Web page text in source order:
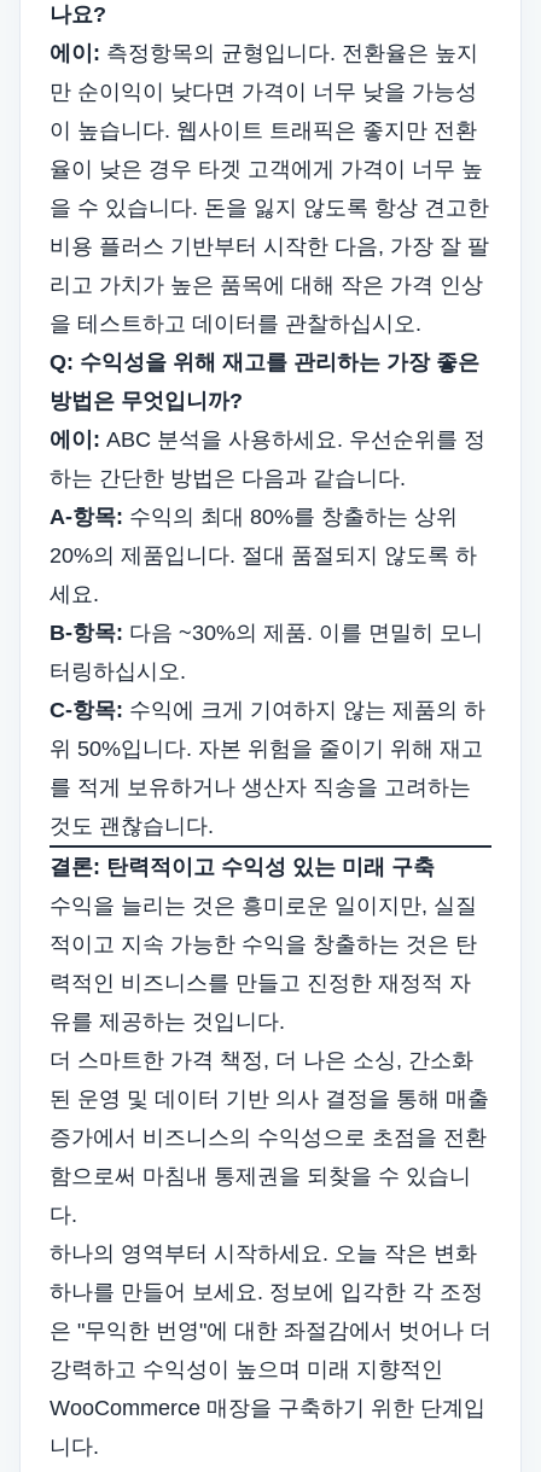
나요?
에이: 측정항목의 균형입니다. 전환율은 높지
만 순이익이 낮다면 가격이 너무 낮을 가능성
이 높습니다. 웹사이트 트래픽은 좋지만 전환
율이 낮은 경우 타겟 고객에게 가격이 너무 높
을 수 있습니다. 돈을 잃지 않도록 항상 견고한
비용 플러스 기반부터 시작한 다음, 가장 잘 팔
리고 가치가 높은 품목에 대해 작은 가격 인상
을 테스트하고 데이터를 관찰하십시오.
Q: 수익성을 위해 재고를 관리하는 가장 좋은
방법은 무엇입니까?
에이: ABC 분석을 사용하세요. 우선순위를 정
하는 간단한 방법은 다음과 같습니다.
A-항목: 수익의 최대 80%를 창출하는 상위
20%의 제품입니다. 절대 품절되지 않도록 하
세요.
B-항목: 다음 ~30%의 제품. 이를 면밀히 모니
터링하십시오.
C-항목: 수익에 크게 기여하지 않는 제품의 하
위 50%입니다. 자본 위험을 줄이기 위해 재고
를 적게 보유하거나 생산자 직송을 고려하는
것도 괜찮습니다.
결론: 탄력적이고 수익성 있는 미래 구축
수익을 늘리는 것은 흥미로운 일이지만, 실질
적이고 지속 가능한 수익을 창출하는 것은 탄
력적인 비즈니스를 만들고 진정한 재정적 자
유를 제공하는 것입니다.
더 스마트한 가격 책정, 더 나은 소싱, 간소화
된 운영 및 데이터 기반 의사 결정을 통해 매출
증가에서 비즈니스의 수익성으로 초점을 전환
함으로써 마침내 통제권을 되찾을 수 있습니
다.
하나의 영역부터 시작하세요. 오늘 작은 변화
하나를 만들어 보세요. 정보에 입각한 각 조정
은 "무익한 번영"에 대한 좌절감에서 벗어나 더
강력하고 수익성이 높으며 미래 지향적인
WooCommerce 매장을 구축하기 위한 단계입
니다.